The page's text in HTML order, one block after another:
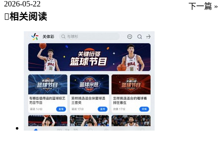
下一篇 »
2026-05-22
相关阅读